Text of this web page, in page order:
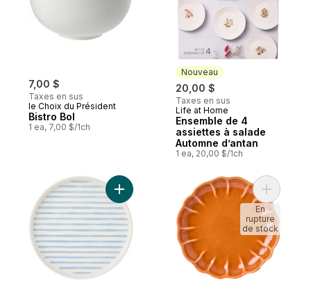
7,00 $
Taxes en sus
le Choix du Président
Bistro Bol
1 ea, 7,00 $/1ch
Nouveau
20,00 $
Taxes en sus
Nouveau
Life at Home
Ensemble de 4
assiettes à salade
Automne d’antan
1 ea, 20,00 $/1ch
Ajouter Assiette à salade imprimée – bleu
Ajouter
En
rupture
de stock